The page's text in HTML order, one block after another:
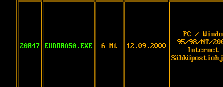
20847 EUDORA50.EXE 6 Mt 12.09.2000
PC /
95/98/NT/
Internet